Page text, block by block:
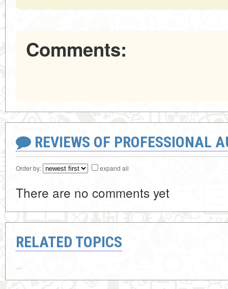
Comments:
REVIEWS OF PROFESSIONAL
Order by: expand all
There are no comments yet
RELATED TOPICS